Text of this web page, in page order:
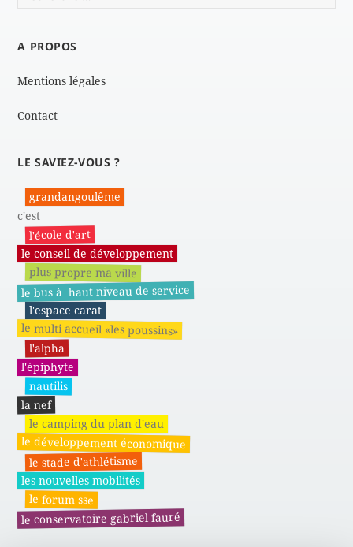
A PROPOS
Mentions légales
Contact
LE SAVIEZ-VOUS ?
grandangoulême
c'est
l'école d'art
le conseil de développement
plus propre ma ville
le bus à haut niveau de service
l'espace carat
le multi accueil «les poussins»
l'alpha
l'épiphyte
nautilis
la nef
le camping du plan d'eau
le développement économique
le stade d'athlétisme
les nouvelles mobilités
le forum sse
le conservatoire gabriel fauré